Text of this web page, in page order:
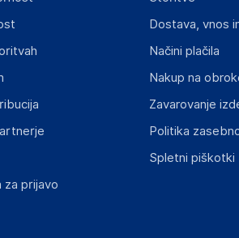
1, 5928 SK Venlo
izdelka
izdelka vsebujejo opozorila na embalaži
za prijavo
Dostava, vnos
Načini plačila
Nakup na
Zavarovanje
Politika
Spletni piškotki